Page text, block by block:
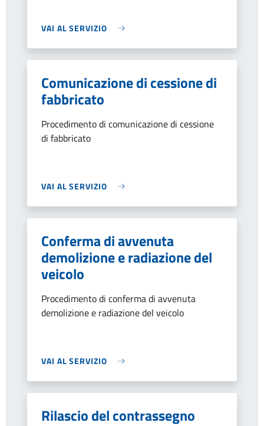
VAI AL SERVIZIO
Comunicazione di cessione di
fabbricato
Procedimento di comunicazione di cessione
di fabbricato
VAI AL SERVIZIO
Conferma di avvenuta
demolizione e radiazione del
veicolo
Procedimento di conferma di avvenuta
demolizione e radiazione del veicolo
VAI AL SERVIZIO
Rilascio del contrassegno